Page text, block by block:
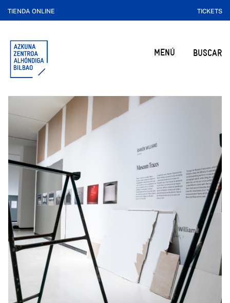
TIENDA ONLINE TICKETS
MENÚ BUSCAR